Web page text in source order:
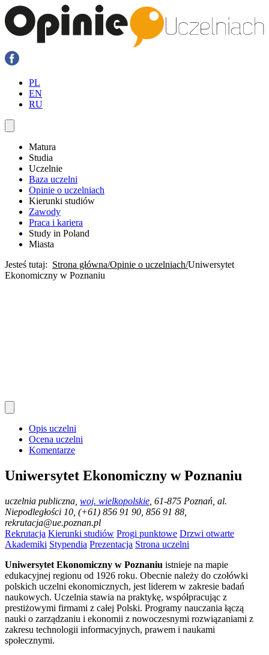
PL
EN
RU
Matura
Studia
Uczelnie
Baza uczelni
Opinie o uczelniach
Kierunki studiów
Zawody
Praca i kariera
Study in Poland
Miasta
Jesteś tutaj: Strona główna Opinie o uczelniach Uniwersytet
Ekonomiczny w Poznaniu
Opis uczelni
Ocena uczelni
Komentarze
Uniwersytet Ekonomiczny w Poznaniu
uczelnia publiczna woj. wielkopolskie , 61-875 Poznań, al.
Niepodległości 10, (+61) 856 91 90, 856 91 88,
rekrutacja@ue.poznan.pl
Rekrutacja Kierunki studiów Progi punktowe Drzwi otwarte
Akademiki Stypendia Prezentacja Strona uczelni
Uniwersytet Ekonomiczny w Poznaniu istnieje na mapie
edukacyjnej regionu od 1926 roku. Obecnie należy do czołówki
polskich uczelni ekonomicznych, jest liderem w zakresie badań
naukowych. Uczelnia stawia na praktykę, współpracując z
prestiżowymi firmami z całej Polski. Programy nauczania łączą
nauki o zarządzaniu i ekonomii z nowoczesnymi rozwiązaniami z
zakresu technologii informacyjnych, prawem i naukami
społecznymi.